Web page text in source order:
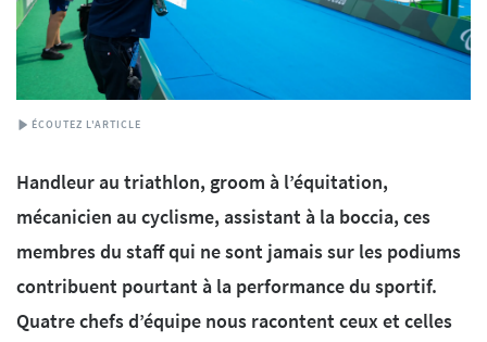
ÉCOUTEZ L'ARTICLE
Handleur au triathlon, groom à l’équitation,
mécanicien au cyclisme, assistant à la boccia, ces
membres du staff qui ne sont jamais sur les podiums
contribuent pourtant à la performance du sportif.
Quatre chefs d’équipe nous racontent ceux et celles